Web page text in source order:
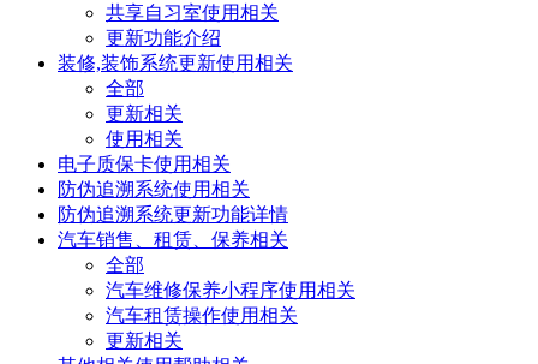
共享自习室使用相关
更新功能介绍
装修,装饰系统更新使用相关
全部
更新相关
使用相关
电子质保卡使用相关
防伪追溯系统使用相关
防伪追溯系统更新功能详情
汽车销售、租赁、保养相关
全部
汽车维修保养小程序使用相关
汽车租赁操作使用相关
更新相关